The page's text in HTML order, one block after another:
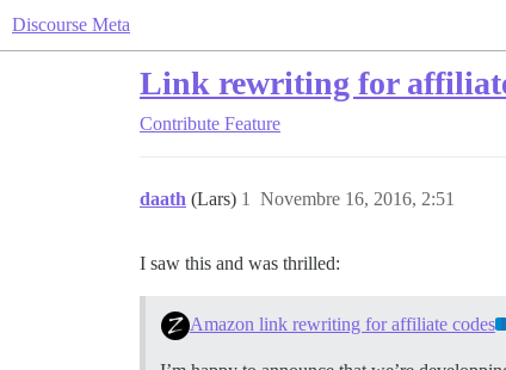
Discourse Meta
Link rewriting for
Contribute Feature
daath (Lars) Novembre 16, 2016, 2:51
1
I saw this and was thrilled:
Amazon link rewriting for affiliate codes